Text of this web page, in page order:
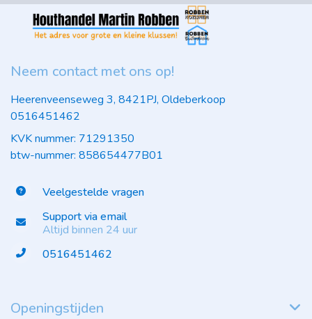
Neem contact met ons op!
Heerenveenseweg 3, 8421PJ, Oldeberkoop
0516451462
KVK nummer: 71291350
btw-nummer: 858654477B01
Veelgestelde vragen
Support via email
Altijd binnen 24 uur
0516451462
Openingstijden